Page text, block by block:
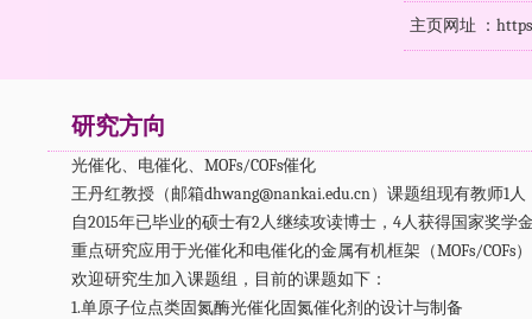
主页网址 ：
研究方向
光催化、 电催化、 MOFs/COFs催化
王丹红教授（邮箱dhwang@nankai.edu.cn）课题组现有教师1
自2015年已毕业的硕士有2人继续攻读博士，4人获得国家奖学
重点研究应用于光催化和电催化的金属有机框架（MOFs/
欢迎研究生加入课题组，目前的课题如下：
1.单原子位点类固氮酶光催化固氮催化剂的设计与制备